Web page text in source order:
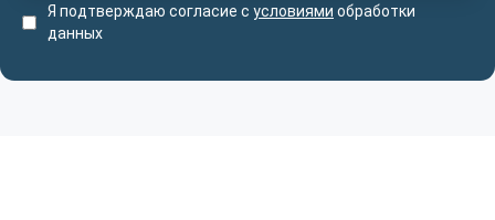
Я подтверждаю согласие с условиями обработки
данных